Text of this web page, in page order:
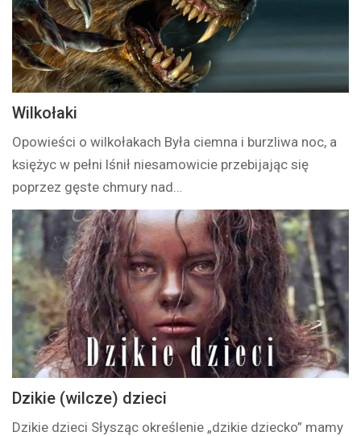
Wilkołaki
Opowieści o wilkołakach Była ciemna i burzliwa noc, a
księżyc w pełni lśnił niesamowicie przebijając się
poprzez gęste chmury nad…
Dzikie (wilcze) dzieci
Dzikie dzieci Słysząc określenie „dzikie dziecko” mamy